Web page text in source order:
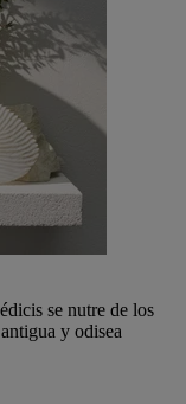
se nutre de los
y odisea